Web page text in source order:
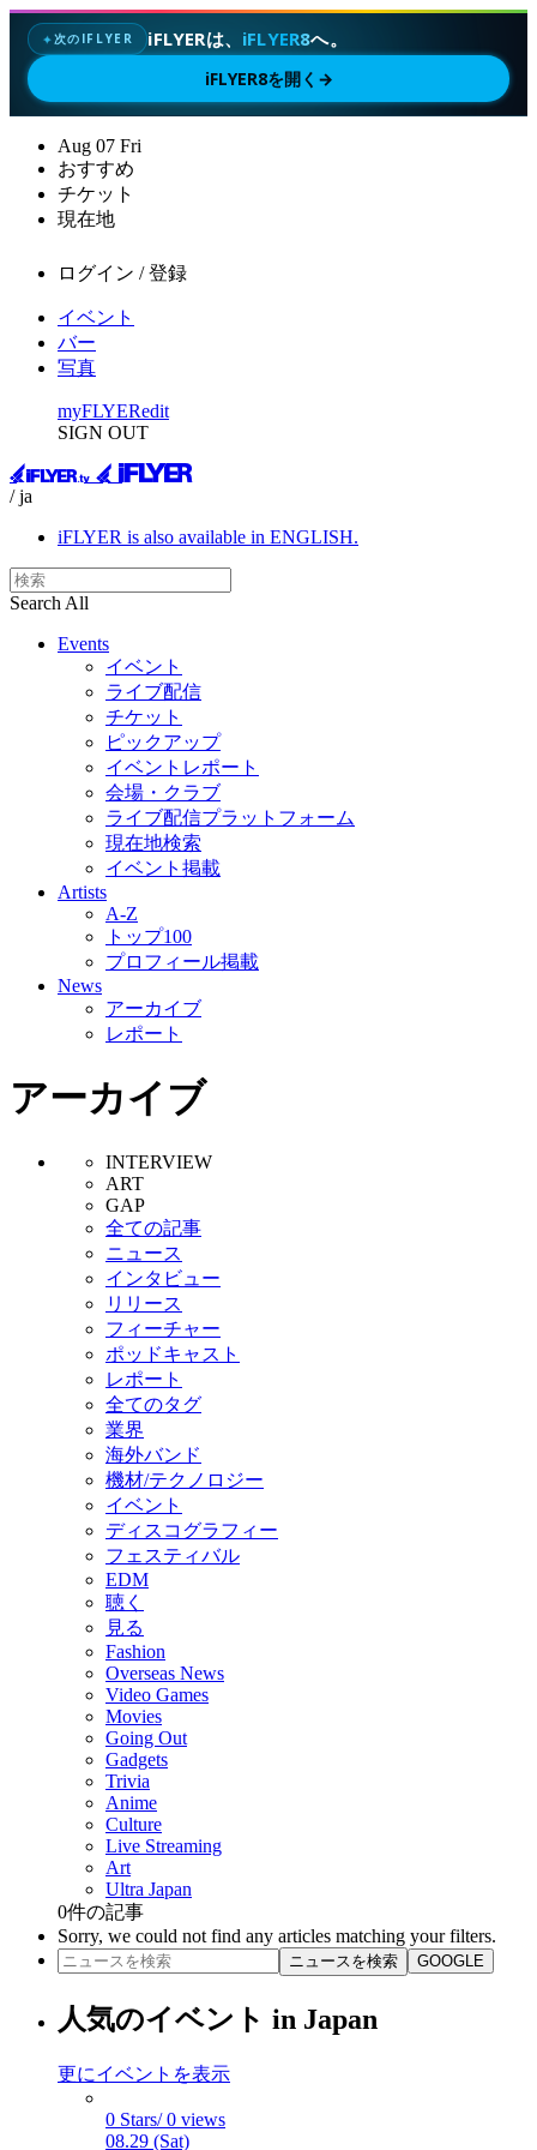
✦次のIFLYER iFLYERは、 iFLYER8へ。
iFLYER8を開く →
Aug 07 Fri
おすすめ
チケット
現在地
ログイン / 登録
イベント
バー
写真
myFLYERedit
SIGN OUT
/ ja
iFLYER is also available in ENGLISH.
Search All
Events
イベント
ライブ配信
チケット
ピックアップ
イベントレポート
会場・クラブ
ライブ配信プラットフォーム
現在地検索
イベント掲載
Artists
A-Z
トップ100
プロフィール掲載
News
アーカイブ
レポート
アーカイブ
INTERVIEW
ART
GAP
全ての記事
ニュース
インタビュー
リリース
フィーチャー
ポッドキャスト
レポート
全てのタグ
業界
海外バンド
機材/テクノロジー
イベント
ディスコグラフィー
フェスティバル
EDM
聴く
見る
Fashion
Overseas News
Video Games
Movies
Going Out
Gadgets
Trivia
Anime
Culture
Live Streaming
Art
Ultra Japan
0件の記事
Sorry, we could not find any articles matching your filters.
ニュースを検索 GOOGLE
人気のイベント in Japan
更にイベントを表示
0 Stars/ 0 views
08.29 (Sat)